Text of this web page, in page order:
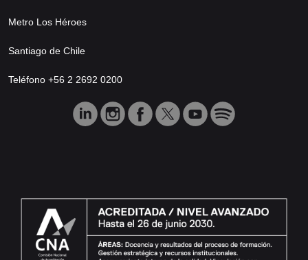
Metro Los Héroes
Santiago de Chile
Teléfono +56 2 2692 0200